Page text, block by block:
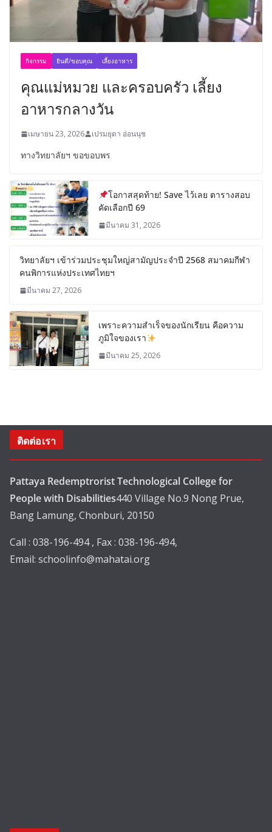
กิจกรรม ยินดี/ขอบคุณ เลี้ยงอาหาร
คุณแม่หมวย และครอบครัว เลี้ยง
อาหารกลางวัน
เมษายน 23, 2026 เปรมยุดา อ่อนนุช
ทางวิทยาลัยฯ ขอขอบพร
โอกาสสุดท้าย! Save ไว้เลย ตารางสอบ
คัดเลือกปี 69
มีนาคม 31, 2026
วิทยาลัยฯ เข้าร่วมประชุมใหญ่สามัญประจำปี 2568 สมาคมกีฬา
คนพิการแห่งประเทศไทยฯ
มีนาคม 27, 2026
เพราะความสำเร็จของนักเรียน คือความ
ภูมิใจของเรา
มีนาคม 25, 2026
ติดต่อเรา
Pattaya Redemptrorist Technological College for
People with Disabilities440 Village No.9 Nong Prue,
Bang Lamung, Chonburi, 20150
Call : 038-196-494 , Fax : 038-196-494,
Email: schoolinfo@mahatai.org